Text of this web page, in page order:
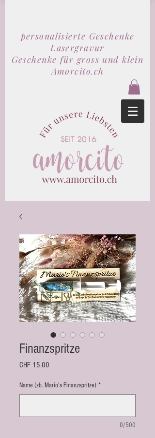
personalisierte Geschenke
Lasergravur
Geschenke für gross und klein
Amorcito.ch
Finanzspritze
CHF 15.00
Name (zb. Mario's Finanzspritze) *
0/500